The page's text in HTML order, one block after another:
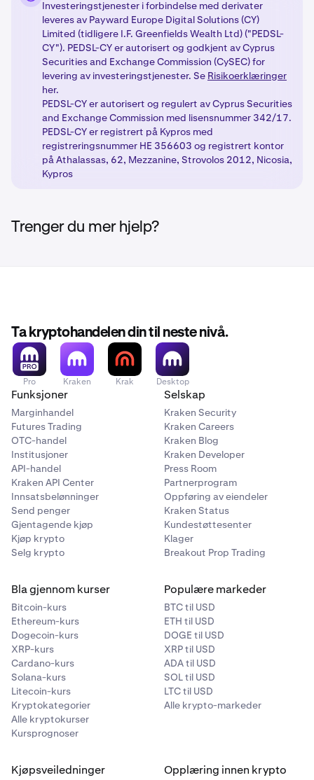
trinnene, vil dine valgte produkter bli låst opp med
passende regulatoriske beskyttelser basert på din
kundeklassifisering.
Få tilgang til nye produkter:Når du har fullført de
nødvendige trinnene, kan du nyte nye
handelsmuligheter med våre regulerte produkter.
Investeringstjenester i forbindelse med derivater
leveres av Payward Europe Digital Solutions (CY)
Limited (tidligere I.F. Greenfields Wealth Ltd) ("PEDSL-
CY"). PEDSL-CY er autorisert og godkjent av Cyprus
Securities and Exchange Commission (CySEC) for
levering av investeringstjenester. Se Risikoerklæringer
her.
PEDSL-CY er autorisert og regulert av Cyprus Securities
and Exchange Commission med lisensnummer 342/17.
PEDSL-CY er registrert på Kypros med
registreringsnummer HE 356603 og registrert kontor
på Athalassas, 62, Mezzanine, Strovolos 2012, Nicosia,
Kypros
Trenger du mer hjelp?
Ta kryptohandelen din til neste nivå.
Pro Kraken Krak Desktop
Funksjoner
Marginhandel
Futures Trading
OTC-handel
Institusjoner
API-handel
Kraken API Center
Innsatsbelønninger
Send penger
Gjentagende kjøp
Kjøp krypto
Selg krypto
Selskap
Kraken Security
Kraken Careers
Kraken Blog
Kraken Developer
Press Room
Partnerprogram
Oppføring av eiendeler
Kraken Status
Kundestøttesenter
Klager
Breakout Prop Trading
Bla gjennom kurser
Bitcoin-kurs
Ethereum-kurs
Dogecoin-kurs
XRP-kurs
Cardano-kurs
Solana-kurs
Litecoin-kurs
Kryptokategorier
Alle kryptokurser
Kursprognoser
Populære markeder
BTC til USD
ETH til USD
DOGE til USD
XRP til USD
ADA til USD
SOL til USD
LTC til USD
Alle krypto-markeder
Kjøpsveiledninger Opplæring innen krypto